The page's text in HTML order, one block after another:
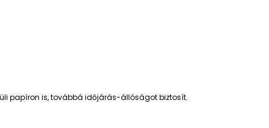
papíron is, továbbá időjárás-állóságot biztosít.